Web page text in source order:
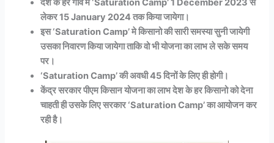
देश के हर गाँव में ‘Saturation Camp’ 1 December 2023 से
लेकर 15 January 2024 तक किया जायेगा।
इस ‘Saturation Camp’ मे किसानो की सारी समस्या सुनी जायेगी
उसका निवारण किया जायेगा ताकि वो भी योजना का लाभ ले सके समय
पर।
‘Saturation Camp’ की अवधी 45 दिनों के लिए ही होगी।
केंद्र सरकार पीएम किसान योजना का लाभ देश के हर किसानो को देना
चाहती ही उसके लिए सरकार ‘Saturation Camp’ का आयोजन कर
रही है।